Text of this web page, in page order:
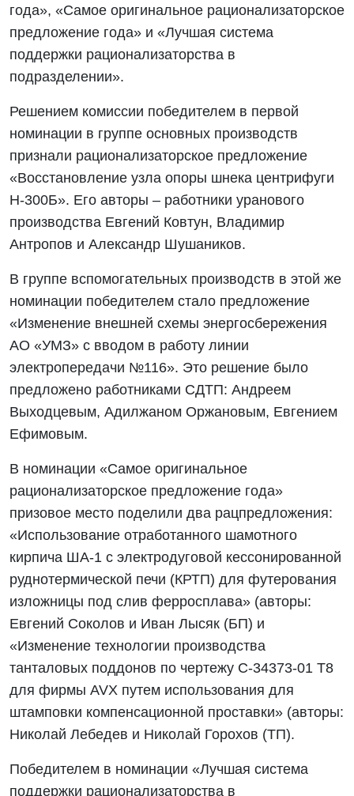
года», «Самое оригинальное рационализаторское
предложение года» и «Лучшая система
поддержки рационализаторства в
подразделении».
Решением комиссии победителем в первой
номинации в группе основных производств
признали рационализаторское предложение
«Восстановление узла опоры шнека центрифуги
Н-300Б». Его авторы – работники уранового
производства Евгений Ковтун, Владимир
Антропов и Александр Шушаников.
В группе вспомогательных производств в этой же
номинации победителем стало предложение
«Изменение внешней схемы энергосбережения
АО «УМЗ» с вводом в работу линии
электропередачи №116». Это решение было
предложено работниками СДТП: Андреем
Выходцевым, Адилжаном Оржановым, Евгением
Ефимовым.
В номинации «Самое оригинальное
рационализаторское предложение года»
призовое место поделили два рацпредложения:
«Использование отработанного шамотного
кирпича ША-1 с электродуговой кессонированной
руднотермической печи (КРТП) для футерования
изложницы под слив ферросплава» (авторы:
Евгений Соколов и Иван Лысяк (БП) и
«Изменение технологии производства
танталовых поддонов по чертежу С-34373-01 Т8
для фирмы AVX путем использования для
штамповки компенсационной проставки» (авторы:
Николай Лебедев и Николай Горохов (ТП).
Победителем в номинации «Лучшая система
поддержки рационализаторства в